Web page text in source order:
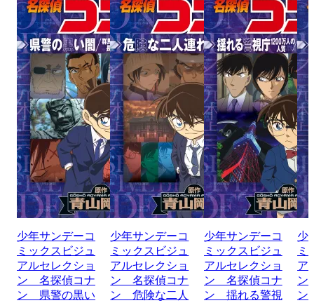
少年サンデーコ
ミックスビジュ
アルセレクショ
ン 名探偵コナ
ン 県警の黒い
少年サンデーコ
ミックスビジュ
アルセレクショ
ン 名探偵コナ
ン 危険な二人
少年サンデーコ
ミックスビジュ
アルセレクショ
ン 名探偵コナ
ン 揺れる警視
少
ミ
ア
ン
ン